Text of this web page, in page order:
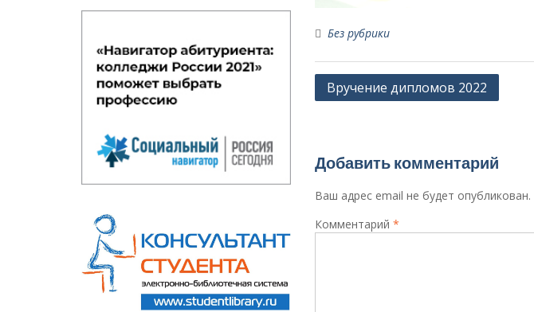
Без рубрики
Навигация
Вручение дипломов 2022
Добавить комментарий
Ваш адрес email не будет опубликован.
Комментарий *